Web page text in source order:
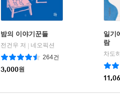
밤의 이야기꾼들
전건우 저 | 네오픽션
264건
3,000원
일기
람
차도